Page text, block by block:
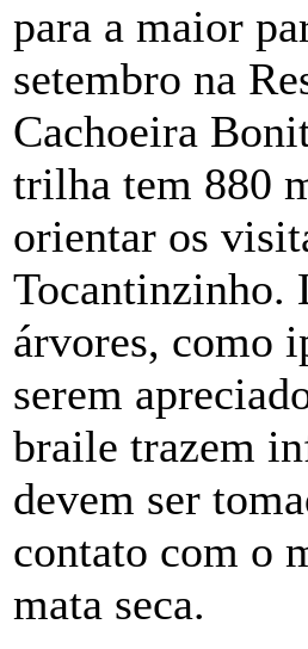
para a maior
setembro na
Cachoeira
trilha tem 880
orientar os
Tocantinzinho.
árvores, como
serem
braile trazem
devem ser
contato com o
mata seca.